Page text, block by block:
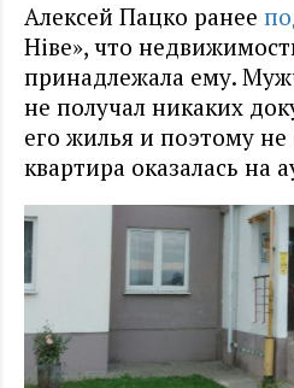
Алексей Пацко ранее
Ніве», что
принадлежала ему.
не получал никаких
его жилья и поэтому не
квартира оказалась на